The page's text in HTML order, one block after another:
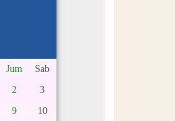
Jum Sab
2
3
9
10